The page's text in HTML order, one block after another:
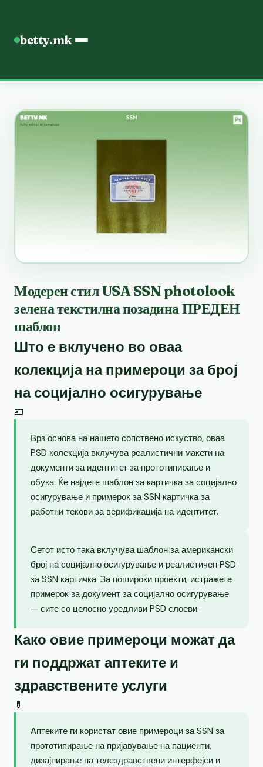
betty.mk
Модерен стил USA SSN photolook
зелена текстилна позадина ПРЕДЕН
шаблон
Што е вклучено во оваа
колекција на примероци за број
на социјално осигурување
🪪
Врз основа на нашето сопствено искуство, оваа
PSD колекција вклучува реалистични макети на
документи за идентитет за прототипирање и
обука. Ќе најдете шаблон за картичка за социјално
осигурување и примерок за SSN картичка за
работни текови за верификација на идентитет.
Сетот исто така вклучува шаблон за американски
број на социјално осигурување и реалистичен PSD
за SSN картичка. За пошироки проекти, истражете
примерок за документ за социјално осигурување
— сите со целосно уредливи PSD слоеви.
Како овие примероци можат да
ги поддржат аптеките и
здравствените услуги
💊
Аптеките ги користат овие примероци за SSN за
прототипирање на пријавување на пациенти,
дизајнирање на телездравствени интерфејси и